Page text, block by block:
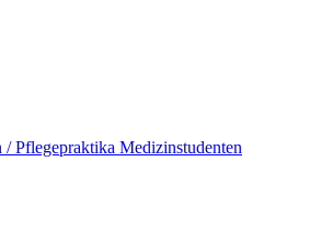
/ Pflegepraktika Medizinstudenten